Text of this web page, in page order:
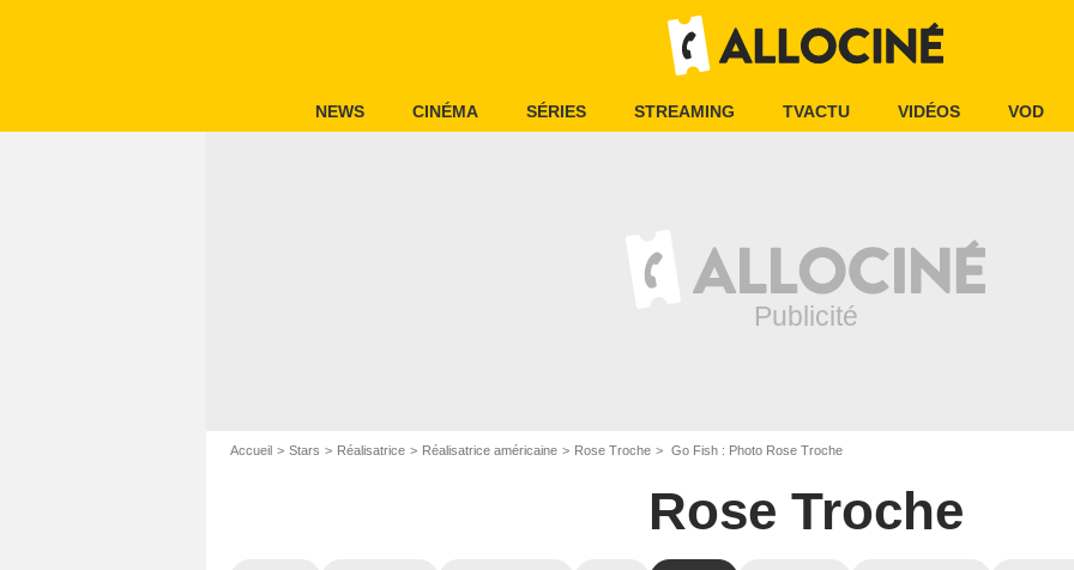
NEWS CINÉMA SÉRIES STREAMING TVACTU VIDÉOS VOD
Accueil Stars Réalisatrice Réalisatrice américaine Rose Troche Go Fish : Photo Rose Troche
Rose Troche